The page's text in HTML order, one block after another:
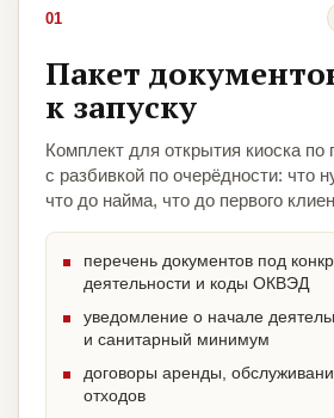
01
Пакет
к запуску
Комплект для открытия киоска
с разбивкой по очерёдности: что
что до найма, что до первого
перечень документов под
деятельности и коды ОКВЭД
уведомление о начале
и санитарный минимум
договоры аренды,
отходов